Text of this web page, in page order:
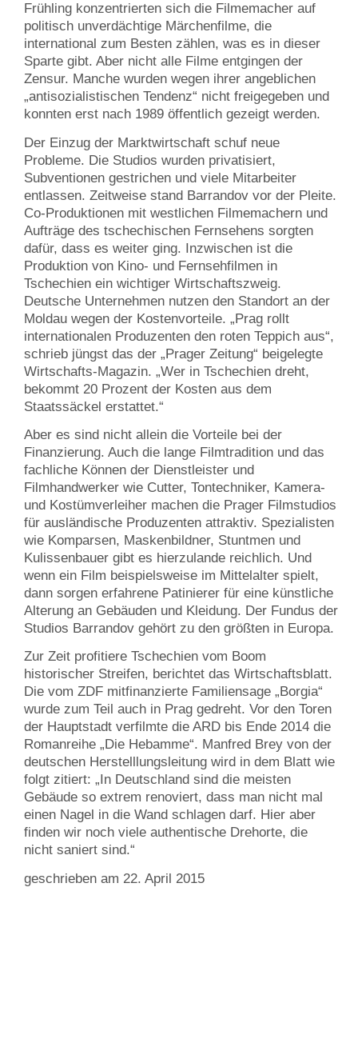
Frühling konzentrierten sich die Filmemacher auf
politisch unverdächtige Märchenfilme, die
international zum Besten zählen, was es in dieser
Sparte gibt. Aber nicht alle Filme entgingen der
Zensur. Manche wurden wegen ihrer angeblichen
„antisozialistischen Tendenz“ nicht freigegeben und
konnten erst nach 1989 öffentlich gezeigt werden.
Der Einzug der Marktwirtschaft schuf neue
Probleme. Die Studios wurden privatisiert,
Subventionen gestrichen und viele Mitarbeiter
entlassen. Zeitweise stand Barrandov vor der Pleite.
Co-Produktionen mit westlichen Filmemachern und
Aufträge des tschechischen Fernsehens sorgten
dafür, dass es weiter ging. Inzwischen ist die
Produktion von Kino- und Fernsehfilmen in
Tschechien ein wichtiger Wirtschaftszweig.
Deutsche Unternehmen nutzen den Standort an der
Moldau wegen der Kostenvorteile. „Prag rollt
internationalen Produzenten den roten Teppich aus“,
schrieb jüngst das der „Prager Zeitung“ beigelegte
Wirtschafts-Magazin. „Wer in Tschechien dreht,
bekommt 20 Prozent der Kosten aus dem
Staatssäckel erstattet.“
Aber es sind nicht allein die Vorteile bei der
Finanzierung. Auch die lange Filmtradition und das
fachliche Können der Dienstleister und
Filmhandwerker wie Cutter, Tontechniker, Kamera-
und Kostümverleiher machen die Prager Filmstudios
für ausländische Produzenten attraktiv. Spezialisten
wie Komparsen, Maskenbildner, Stuntmen und
Kulissenbauer gibt es hierzulande reichlich. Und
wenn ein Film beispielsweise im Mittelalter spielt,
dann sorgen erfahrene Patinierer für eine künstliche
Alterung an Gebäuden und Kleidung. Der Fundus der
Studios Barrandov gehört zu den größten in Europa.
Zur Zeit profitiere Tschechien vom Boom
historischer Streifen, berichtet das Wirtschaftsblatt.
Die vom ZDF mitfinanzierte Familiensage „Borgia“
wurde zum Teil auch in Prag gedreht. Vor den Toren
der Hauptstadt verfilmte die ARD bis Ende 2014 die
Romanreihe „Die Hebamme“. Manfred Brey von der
deutschen Herstelllungsleitung wird in dem Blatt wie
folgt zitiert: „In Deutschland sind die meisten
Gebäude so extrem renoviert, dass man nicht mal
einen Nagel in die Wand schlagen darf. Hier aber
finden wir noch viele authentische Drehorte, die
nicht saniert sind.“
geschrieben am 22. April 2015